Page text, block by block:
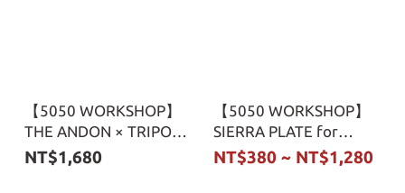
【5050 WORKSHOP】
THE ANDON × TRIPOD
HANGER 三腳架燈罩組
NT$1,680
【5050 WORKSHOP】
SIERRA PLATE for
2WAY STAND 雪拉碗杯
NT$380 ~ NT$1,280